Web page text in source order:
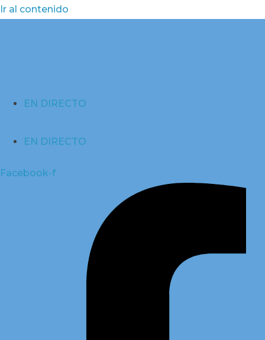
Ir al contenido
EN DIRECTO
EN DIRECTO
Facebook-f